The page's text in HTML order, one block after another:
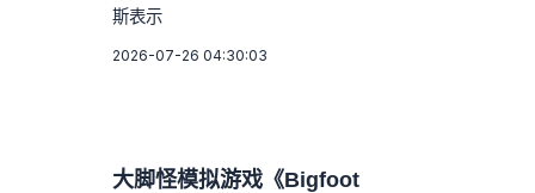
斯表示
2026-07-26 04:30:03
大脚怪模拟游戏《Bigfoot